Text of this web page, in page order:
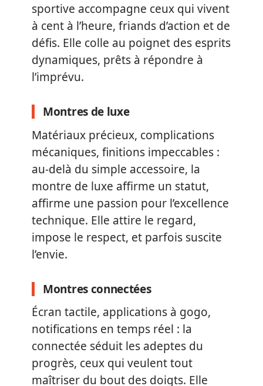
sportive accompagne ceux qui vivent
à cent à l’heure, friands d’action et de
défis. Elle colle au poignet des esprits
dynamiques, prêts à répondre à
l’imprévu.
Montres de luxe
Matériaux précieux, complications
mécaniques, finitions impeccables :
au-delà du simple accessoire, la
montre de luxe affirme un statut,
affirme une passion pour l’excellence
technique. Elle attire le regard,
impose le respect, et parfois suscite
l’envie.
Montres connectées
Écran tactile, applications à gogo,
notifications en temps réel : la
connectée séduit les adeptes du
progrès, ceux qui veulent tout
maîtriser du bout des doigts. Elle